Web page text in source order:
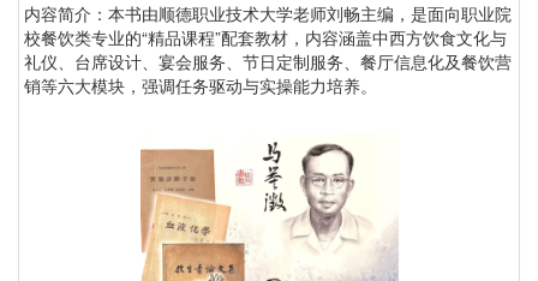
内容简介：本书由顺德职业技术大学老师刘畅主编，是面向职业院
校餐饮类专业的“精品课程”配套教材，内容涵盖中西方饮食文化与
礼仪、台席设计、宴会服务、节日定制服务、餐厅信息化及餐饮营
销等六大模块，强调任务驱动与实操能力培养。